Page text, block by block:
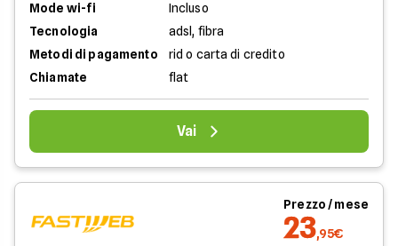
Mode wi-fi
Incluso
Tecnologia
adsl, fibra
Metodi di pagamento
rid o carta di credito
Chiamate
flat
Vai
Prezzo / mese
23,95€